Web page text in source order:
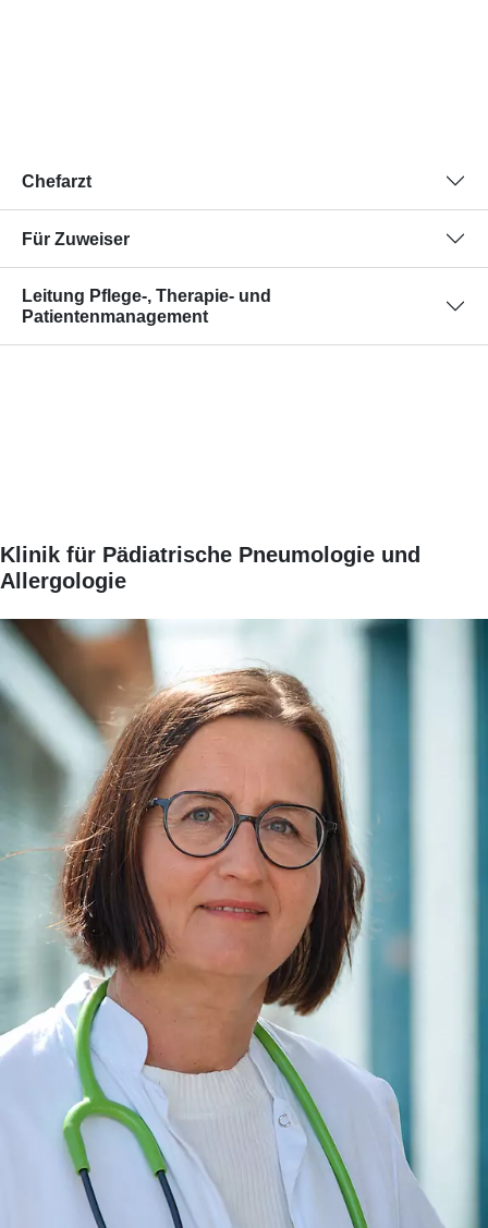
Chefarzt
Für Zuweiser
Leitung Pflege-, Therapie- und
Patientenmanagement
Klinik für Pädiatrische Pneumologie und
Allergologie